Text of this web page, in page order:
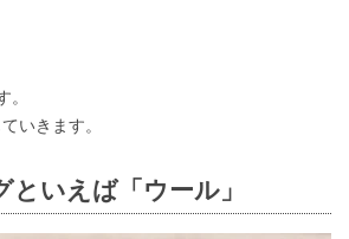
。
いきます。
といえば「ウール」